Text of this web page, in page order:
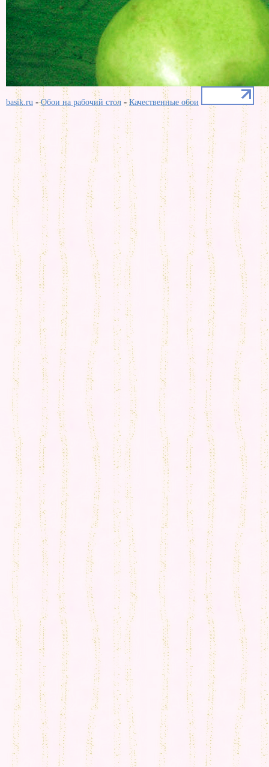
basik.ru -Обои на рабочий стол -Качественные обои